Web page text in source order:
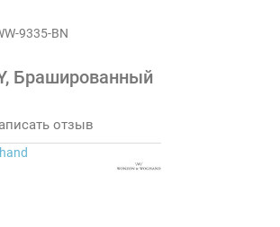
9335-BN
Брашированный
отзыв